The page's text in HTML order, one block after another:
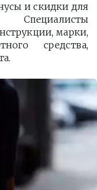
и скидки для
Специалисты
марки,
средства,